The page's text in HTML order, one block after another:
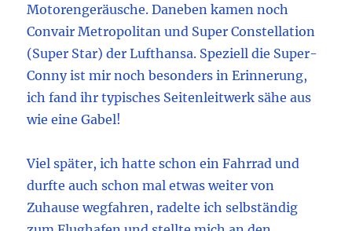
Motorengeräusche. Daneben kamen noch
Convair Metropolitan und Super Constellation
(Super Star) der Lufthansa. Speziell die Super-
Conny ist mir noch besonders in Erinnerung,
ich fand ihr typisches Seitenleitwerk sähe aus
wie eine Gabel!
Viel später, ich hatte schon ein Fahrrad und
durfte auch schon mal etwas weiter von
Zuhause wegfahren, radelte ich selbständig